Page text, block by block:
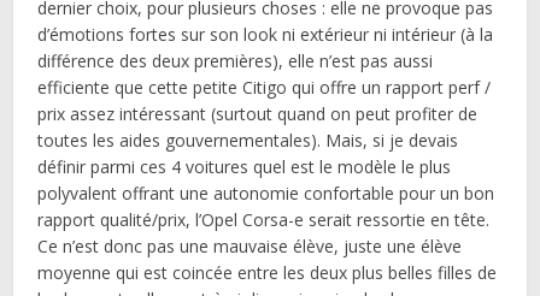
dernier choix, pour plusieurs choses : elle ne provoque pas
d’émotions fortes sur son look ni extérieur ni intérieur (à la
différence des deux premières), elle n’est pas aussi
efficiente que cette petite Citigo qui offre un rapport perf /
prix assez intéressant (surtout quand on peut profiter de
toutes les aides gouvernementales). Mais, si je devais
définir parmi ces 4 voitures quel est le modèle le plus
polyvalent offrant une autonomie confortable pour un bon
rapport qualité/prix, l’Opel Corsa-e serait ressortie en tête.
Ce n’est donc pas une mauvaise élève, juste une élève
moyenne qui est coincée entre les deux plus belles filles de